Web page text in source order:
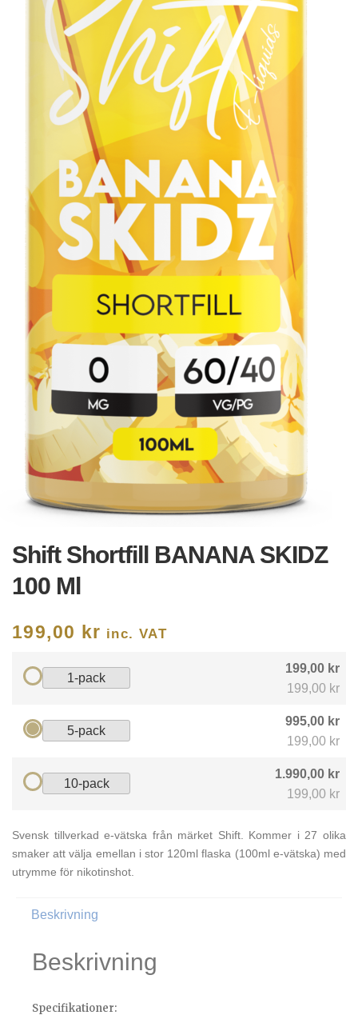
Shift Shortfill BANANA SKIDZ
100 Ml
199,00 kr inc. VAT
1-pack
199,00 kr
199,00 kr
5-pack
995,00 kr
199,00 kr
10-pack
1.990,00 kr
199,00 kr
Svensk tillverkad e-vätska från märket Shift. Kommer i 27 olika
smaker att välja emellan i stor 120ml flaska (100ml e-vätska) med
utrymme för nikotinshot.
Beskrivning
Beskrivning
Specifikationer: